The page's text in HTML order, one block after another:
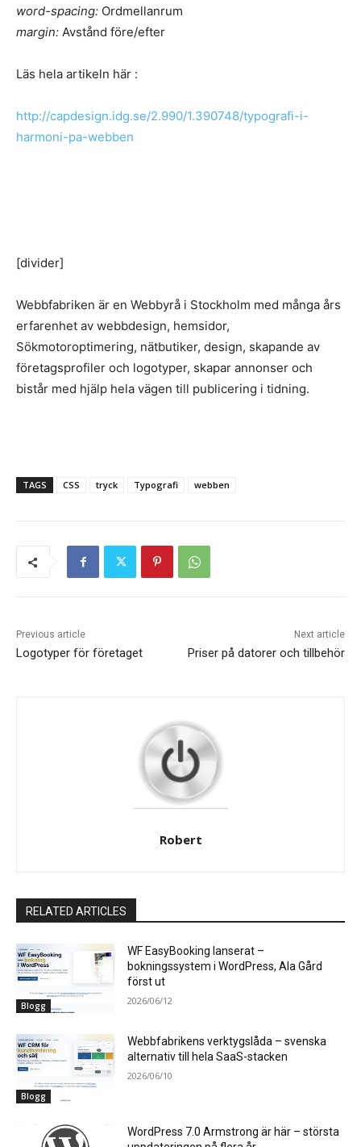
word-spacing: Ordmellanrum
margin: Avstånd före/efter
Läs hela artikeln här :
http://capdesign.idg.se/2.990/1.390748/typografi-i-
harmoni-pa-webben
[divider]
Webbfabriken är en Webbyrå i Stockholm med många års
erfarenhet av webbdesign, hemsidor,
Sökmotoroptimering, nätbutiker, design, skapande av
företagsprofiler och logotyper, skapar annonser och
bistår med hjälp hela vägen till publicering i tidning.
TAGS CSS tryck Typografi webben
Previous article
Logotyper för företaget
Next article
Priser på datorer och tillbehör
Robert
RELATED ARTICLES
Blogg
WF EasyBooking lanserat –
bokningssystem i WordPress, Ala Gård
först ut
2026/06/12
Blogg
Webbfabrikens verktygslåda – svenska
alternativ till hela SaaS-stacken
2026/06/10
WordPress 7.0 Armstrong är här – största